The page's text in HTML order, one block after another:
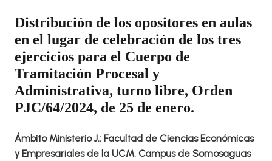
Distribución de los opositores en aulas
en el lugar de celebración de los tres
ejercicios para el Cuerpo de
Tramitación Procesal y
Administrativa, turno libre, Orden
PJC/64/2024, de 25 de enero.
Ámbito Ministerio J.: Facultad de Ciencias Económicas
y Empresariales de la UCM. Campus de Somosaguas